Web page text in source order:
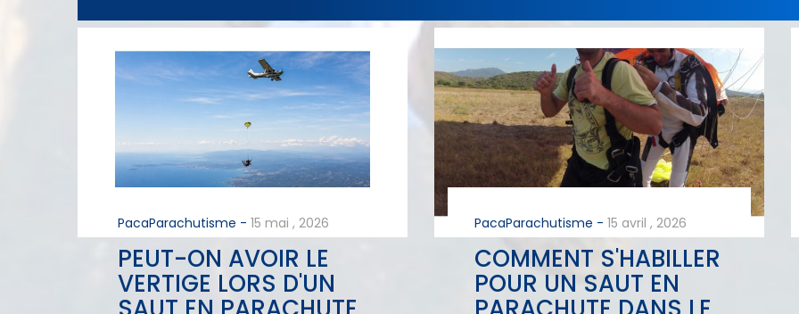
PEUT-ON AVOIR LE
VERTIGE LORS D'UN
PacaParachutisme - 15 mai , 2026
COMMENT S'HABILLER
POUR UN SAUT EN
PacaParachutisme - 15 avril , 2026